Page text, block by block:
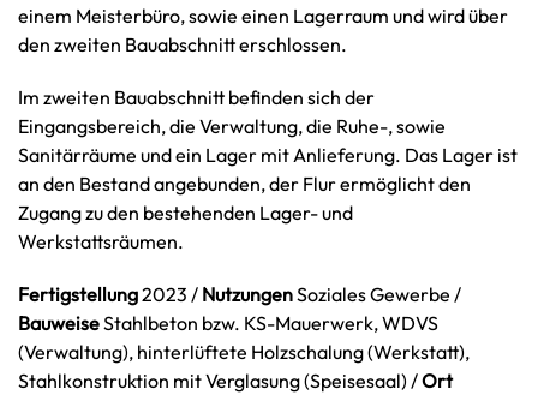
einem Meisterbüro, sowie einen Lagerraum und wird über
den zweiten Bauabschnitt erschlossen.
Im zweiten Bauabschnitt befinden sich der
Eingangsbereich, die Verwaltung, die Ruhe-, sowie
Sanitärräume und ein Lager mit Anlieferung. Das Lager ist
an den Bestand angebunden, der Flur ermöglicht den
Zugang zu den bestehenden Lager- und
Werkstattsräumen.
Fertigstellung2023 / NutzungenSoziales Gewerbe /
BauweiseStahlbeton bzw. KS-Mauerwerk, WDVS
(Verwaltung), hinterlüftete Holzschalung (Werkstatt),
Stahlkonstruktion mit Verglasung (Speisesaal) /Ort